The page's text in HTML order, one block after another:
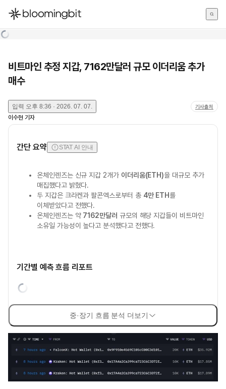
한국어
비트마인 추정 지갑, 7162만달러 규모 이더리움 추가
매수
입력 오후 8:36 · 2026. 07. 07. 기사출처
이수현 기자
간단 요약 STAT AI 안내
온체인렌즈는 신규 지갑 2개가 이더리움(ETH)을 대규모 추가
매집했다고 밝혔다.
두 지갑은 크라켄과 팔콘엑스로부터 총 4만 ETH를
이체받았다고 전했다.
온체인렌즈는 약 7162만달러 규모의 해당 지갑들이 비트마인
소유일 가능성이 높다고 분석했다고 전했다.
기간별 예측 흐름 리포트
중·장기 흐름 분석 더보기